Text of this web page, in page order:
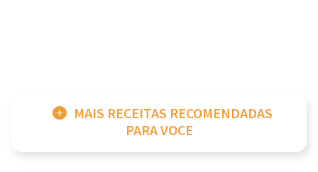
MAIS RECEITAS RECOMENDADAS
PARA VOCE